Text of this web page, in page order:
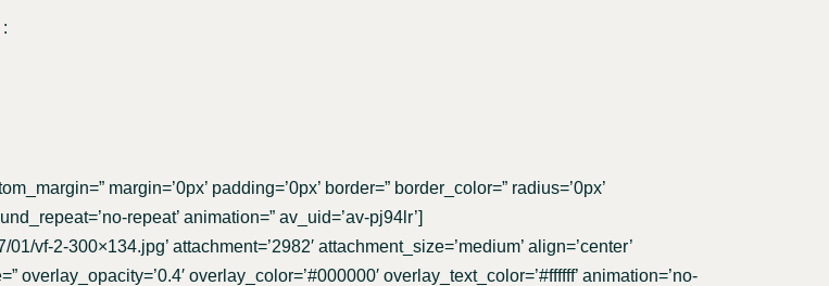
margin=’0px’ padding=’0px’ border=” border_color=” radius=’0px’
repeat’ animation=” av_uid=’av-pj94lr’]
vf-2-300×134.jpg’ attachment=’2982′ attachment_size=’medium’ align=’center’
overlay_opacity=’0.4′ overlay_color=’#000000′ overlay_text_color=’#ffffff’ animation=’no-